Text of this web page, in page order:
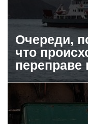
Очереди,
что
переправе